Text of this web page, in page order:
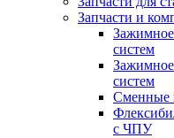
Запчасти и
систем
систем
Сменные
с ЧПУ